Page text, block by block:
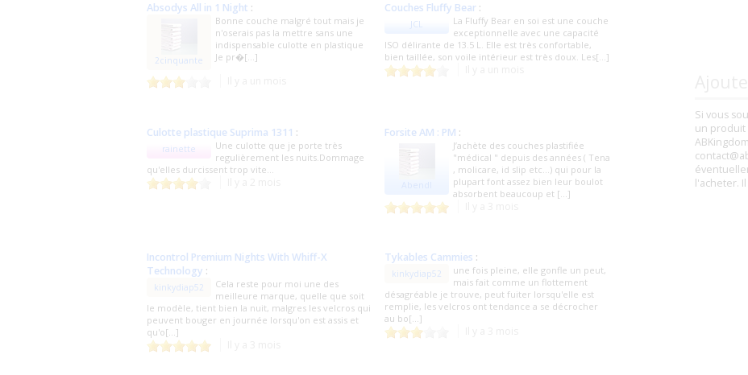
Si vous
un produit
l'acheter.
Absodys All in 1 Night :
2cinquante
Bonne couche malgré tout mais je
n'oserais pas la mettre sans une
indispensable culotte en plastique
Je pr�[...]
Couches Fluffy Bear :
JCL
La Fluffy Bear en soi est une couche
exceptionnelle avec une capacité
ISO délirante de 13.5 L. Elle est très confortable,
bien taillée, son voile intérieur est très doux. Les[...]
Culotte plastique Suprima 1311 :
rainette
Une culotte que je porte très
regulièrement les nuits.Dommage
qu'elles durcissent trop vite...
Forsite AM : PM :
J’achète des couches plastifiée
"médical " depuis des années ( Tena
, molicare, id slip etc…) qui pour la
plupart font assez bien leur boulot
absorbent beaucoup et [...]
Incontrol Premium Nights With Whiff-X
Technology :
kinkydiap52
Cela reste pour moi une des
meilleure marque, quelle que soit
le modèle, tient bien la nuit, malgres les velcros qui
peuvent bouger en journée lorsqu'on est assis et
qu'o[...]
Tykables Cammies :
kinkydiap52
une fois pleine, elle gonfle un peut,
mais fait comme un flottement
désagréable je trouve, peut fuiter lorsqu'elle est
remplie, les velcros ont tendance a se décrocher
au bo[...]